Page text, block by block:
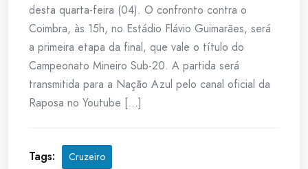
desta quarta-feira (04). O confronto contra o
Coimbra, às 15h, no Estádio Flávio Guimarães, será
a primeira etapa da final, que vale o título do
Campeonato Mineiro Sub-20. A partida será
transmitida para a Nação Azul pelo canal oficial da
Raposa no Youtube [...]
Tags: Cruzeiro